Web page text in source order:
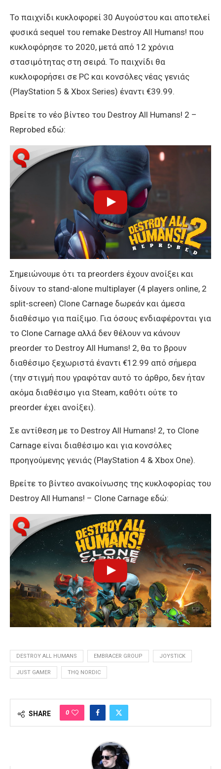
Το παιχνίδι κυκλοφορεί 30 Αυγούστου και αποτελεί
φυσικά sequel του remake Destroy All Humans! που
κυκλοφόρησε το 2020, μετά από 12 χρόνια
στασιμότητας στη σειρά. Το παιχνίδι θα
κυκλοφορήσει σε PC και κονσόλες νέας γενιάς
(PlayStation 5 & Xbox Series) έναντι €39.99.
Βρείτε το νέο βίντεο του Destroy All Humans! 2 –
Reprobed εδώ:
Σημειώνουμε ότι τα preorders έχουν ανοίξει και
δίνουν το stand-alone multiplayer (4 players online, 2
split-screen) Clone Carnage δωρεάν και άμεσα
διαθέσιμο για παίξιμο. Για όσους ενδιαφέρονται για
το Clone Carnage αλλά δεν θέλουν να κάνουν
preorder το Destroy All Humans! 2, θα το βρουν
διαθέσιμο ξεχωριστά έναντι €12.99 από σήμερα
(την στιγμή που γραφόταν αυτό το άρθρο, δεν ήταν
ακόμα διαθέσιμο για Steam, καθότι ούτε το
preorder έχει ανοίξει).
Σε αντίθεση με το Destroy All Humans! 2, το Clone
Carnage είναι διαθέσιμο και για κονσόλες
προηγούμενης γενιάς (PlayStation 4 & Xbox One).
Βρείτε το βίντεο ανακοίνωσης της κυκλοφορίας του
Destroy All Humans! – Clone Carnage εδώ:
DESTROY ALL HUMANS EMBRACER GROUP JOYSTICK
JUST GAMER THQ NORDIC
SHARE 0